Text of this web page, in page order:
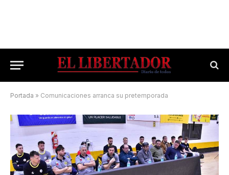
Portada » Comunicaciones arranca su pretemporada